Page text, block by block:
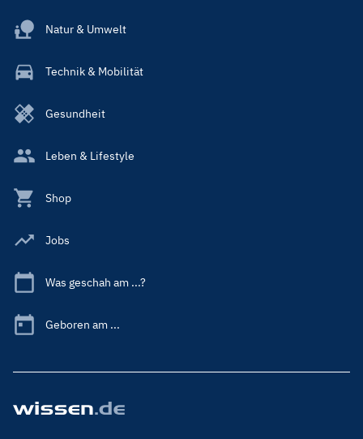
Natur & Umwelt
Technik & Mobilität
Gesundheit
Leben & Lifestyle
Shop
Jobs
Was geschah am ...?
Geboren am ...